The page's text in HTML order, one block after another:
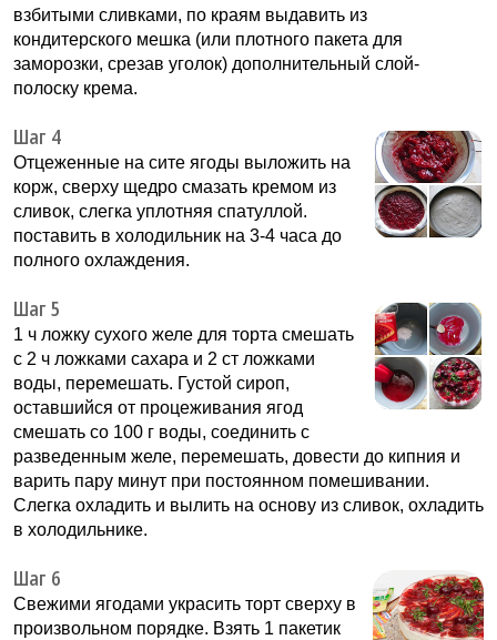
взбитыми сливками, по краям выдавить из
кондитерского мешка (или плотного пакета для
заморозки, срезав уголок) дополнительный слой-
полоску крема.
Шаг 4
Отцеженные на сите ягоды выложить на
корж, сверху щедро смазать кремом из
сливок, слегка уплотняя спатуллой.
поставить в холодильник на 3-4 часа до
полного охлаждения.
Шаг 5
1 ч ложку сухого желе для торта смешать
с 2 ч ложками сахара и 2 ст ложками
воды, перемешать. Густой сироп,
оставшийся от процеживания ягод
смешать со 100 г воды, соединить с
разведенным желе, перемешать, довести до кипния и
варить пару минут при постоянном помешивании.
Слегка охладить и вылить на основу из сливок, охладить
в холодильнике.
Шаг 6
Свежими ягодами украсить торт сверху в
произвольном порядке. Взять 1 пакетик